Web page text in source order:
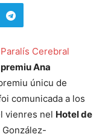
Cerebral
premiu Ana
únicu de
comunicada a los
vienres nel Hotel de